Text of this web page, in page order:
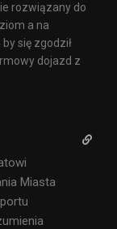
rozwiązany do
a na
się zgodził
dojazd z
Miasta